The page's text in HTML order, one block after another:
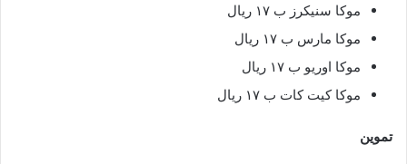
موكا سنيكرز ب ١٧ ريال
موكا مارس ب ١٧ ريال
موكا اوريو ب ١٧ ريال
موكا كيت كات ب ١٧ ريال
تموين